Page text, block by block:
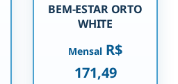
BEM-ESTAR ORTO
WHITE
Mensal R$
171,49